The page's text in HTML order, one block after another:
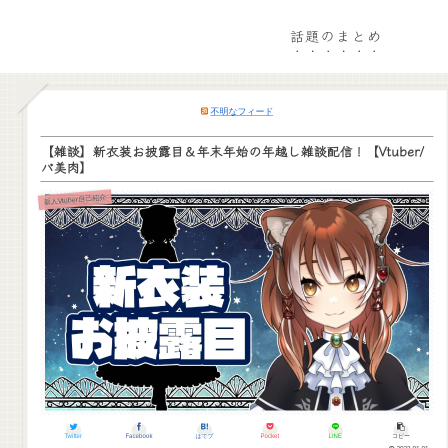
話題のまとめ
不明なフィード
【雑談】新衣装お披露目＆年末年始の年越し雑談配信！【Vtuber/
バ美肉】
新人Vtuber自己紹介
Twitter Facebook はてブ Pocket LINE
コピー